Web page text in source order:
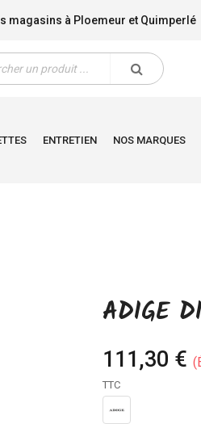
magasins à Ploemeur et Quimperlé
ENTRETIEN NOS MARQUES
ADIGE
111,30 €
TTC